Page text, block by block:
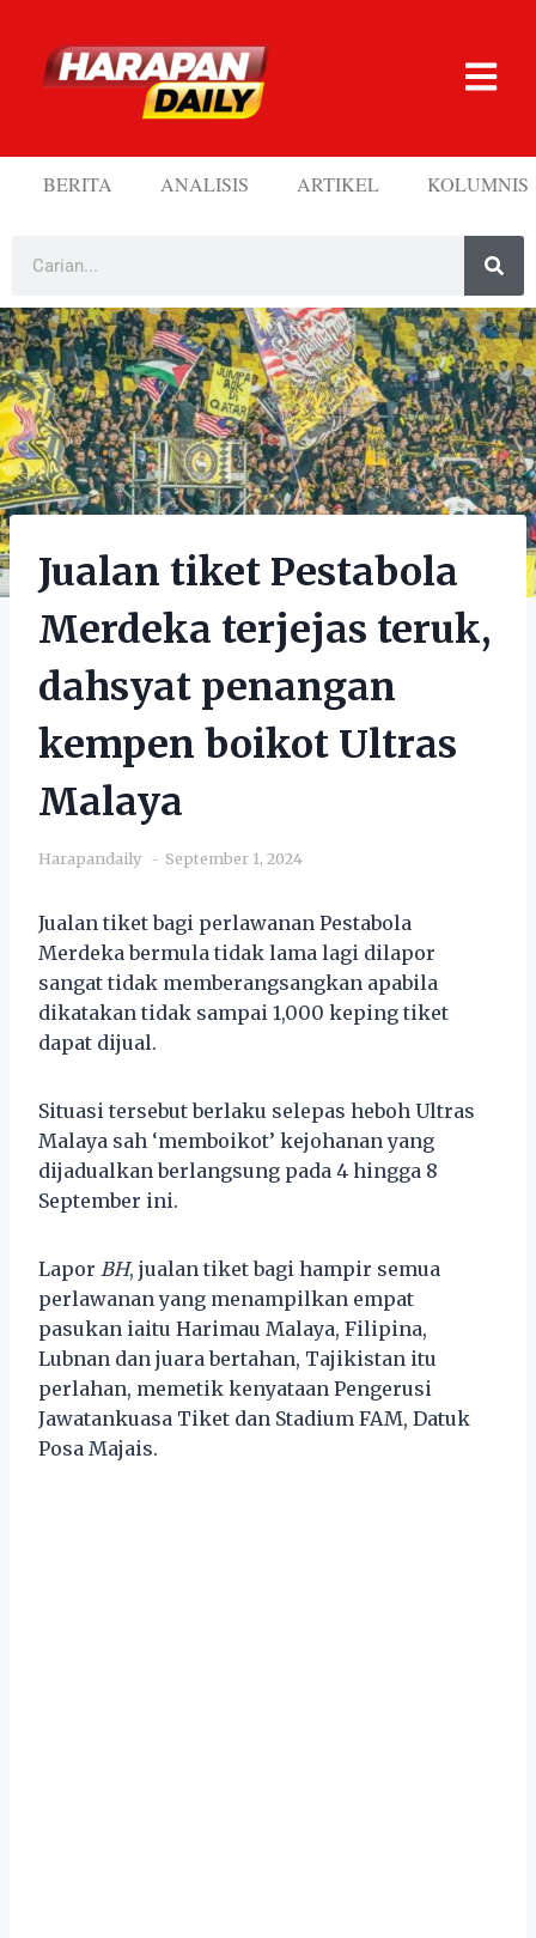
BERITA ANALISIS ARTIKEL KOLUMNIS
Jualan tiket Pestabola
Merdeka terjejas teruk,
dahsyat penangan
kempen boikot Ultras
Malaya
Harapandaily September 1, 2024
Jualan tiket bagi perlawanan Pestabola
Merdeka bermula tidak lama lagi dilapor
sangat tidak memberangsangkan apabila
dikatakan tidak sampai 1,000 keping tiket
dapat dijual.
Situasi tersebut berlaku selepas heboh Ultras
Malaya sah ‘memboikot’ kejohanan yang
dijadualkan berlangsung pada 4 hingga 8
September ini.
Lapor BH, jualan tiket bagi hampir semua
perlawanan yang menampilkan empat
pasukan iaitu Harimau Malaya, Filipina,
Lubnan dan juara bertahan, Tajikistan itu
perlahan, memetik kenyataan Pengerusi
Jawatankuasa Tiket dan Stadium FAM, Datuk
Posa Majais.